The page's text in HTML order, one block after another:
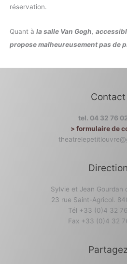
réservation.
Quant à la salle Van Gogh,
propose malheureusement pas de
Contact
tel. 04 32 76
> formulaire de
Direction
Sylvie et Jean Gourdan
23 rue Saint-Agricol.
Tél +33 (0)4 32
Fax +33 (0)4 32